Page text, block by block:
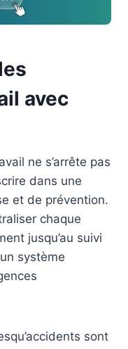
avec
ne s’arrête pas
dans une
et de prévention.
chaque
jusqu’au suivi
système
sont